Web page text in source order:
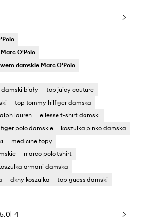
O'Polo
damskie Marc O'Polo
biały
top juicy couture
top tommy hilfiger damska
lauren
ellesse t-shirt damski
polo damskie
koszulka pinko damska
medicine topy
marco polo tshirt
armani damska
dkny koszulka
top guess damski
5.0 4